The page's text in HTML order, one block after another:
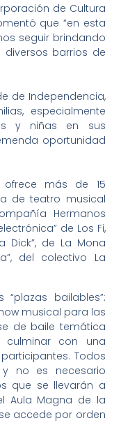
de Cultura
que “en esta
seguir brindando
barrios de
de Independencia,
especialmente
y niñas en sus
oportunidad
ofrece más de 15
de teatro musical
Hermanos
de Los Fi,
Dick”, de La Mona
del colectivo La
bailables”:
musical para las
de baile temática
con una
Todos
no es necesario
que se llevarán a
Aula Magna de la
accede por orden